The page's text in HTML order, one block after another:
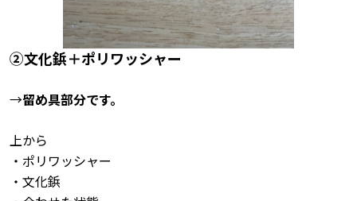
➁文化鋲＋ポリワッシャー
→留め具部分です。
上から
・ポリワッシャー
・文化鋲